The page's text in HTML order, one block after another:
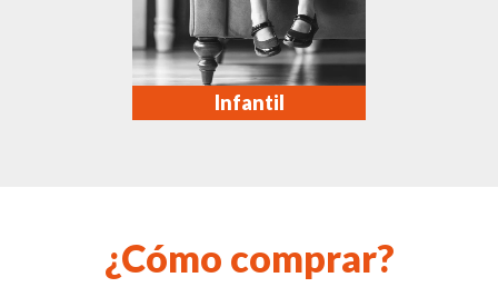
Infantil
¿Cómo comprar?